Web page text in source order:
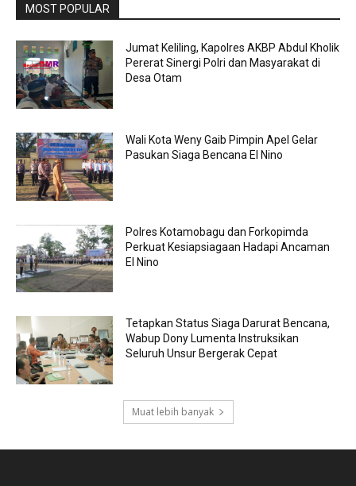
MOST POPULAR
Jumat Keliling, Kapolres AKBP Abdul Kholik
Pererat Sinergi Polri dan Masyarakat di
Desa Otam
Wali Kota Weny Gaib Pimpin Apel Gelar
Pasukan Siaga Bencana El Nino
Polres Kotamobagu dan Forkopimda
Perkuat Kesiapsiagaan Hadapi Ancaman
El Nino
Tetapkan Status Siaga Darurat Bencana,
Wabup Dony Lumenta Instruksikan
Seluruh Unsur Bergerak Cepat
Muat lebih banyak